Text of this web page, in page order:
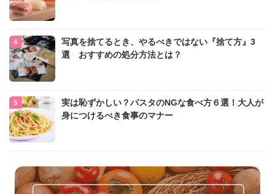
写真を捨てるとき、やるべきではない『捨て方』3
選 おすすめの処分方法とは？
実は恥ずかしい？パスタのNGな食べ方６選！大人が
身につけるべき食事のマナー